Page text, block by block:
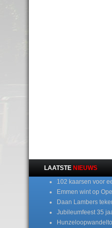
LAATSTE NIEUWS
102 kaarsen voor
Emmen wint op
Daan Lambers
Jubileumfeest 35